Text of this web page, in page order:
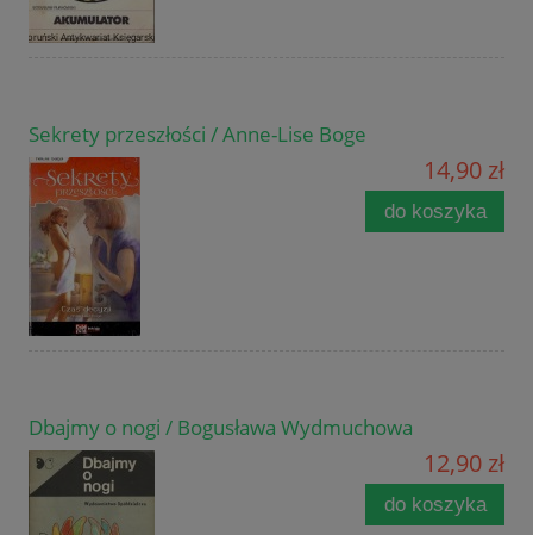
Sekrety przeszłości / Anne-Lise Boge
14,90 zł
do koszyka
Dbajmy o nogi / Bogusława Wydmuchowa
12,90 zł
do koszyka